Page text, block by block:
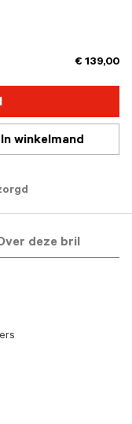
€ 139,00
In winkelmand
deze bril